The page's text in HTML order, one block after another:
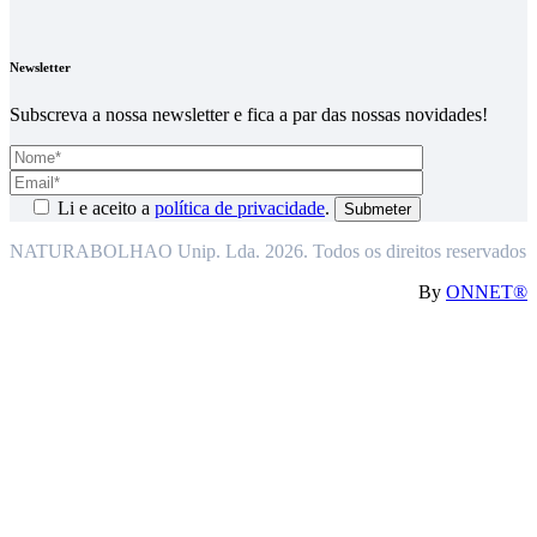
Newsletter
Subscreva a nossa newsletter e fica a par das nossas novidades!
Li e aceito a política de privacidade.
NATURABOLHAO Unip. Lda. 2026. Todos os direitos reservados
By ONNET®